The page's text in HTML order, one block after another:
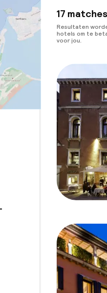
17
Resultaten
hotels om te
voor jou.